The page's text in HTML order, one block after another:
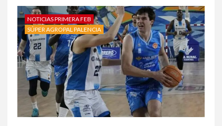
NOTICIAS PRIMERA FEB
SÚPER AGROPAL PALENCIA